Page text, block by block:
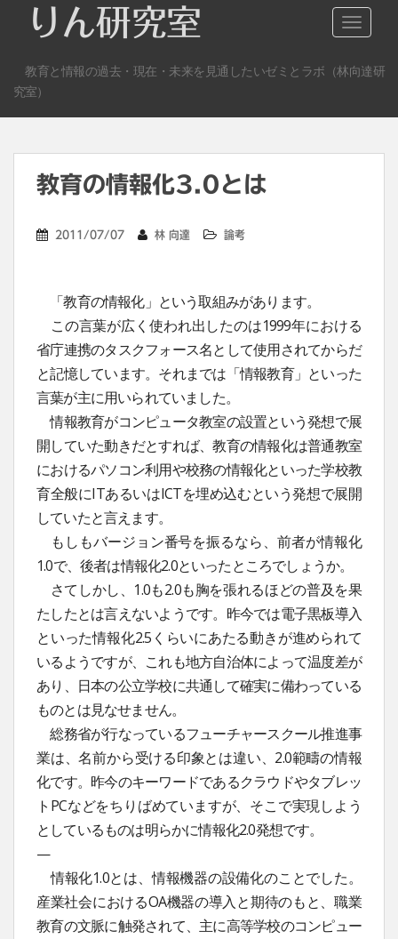
o
りん研究室
教育と情報の過去・現在・未来を見通したいゼミとラボ（林向達研
究室）
教育の情報化3.0とは
2011/07/07 林 向達 論考
「教育の情報化」という取組みがあります。
この言葉が広く使われ出したのは1999年における
省庁連携のタスクフォース名として使用されてからだ
と記憶しています。それまでは「情報教育」といった
言葉が主に用いられていました。
情報教育がコンピュータ教室の設置という発想で展
開していた動きだとすれば、教育の情報化は普通教室
におけるパソコン利用や校務の情報化といった学校教
育全般にITあるいはICTを埋め込むという発想で展開
していたと言えます。
もしもバージョン番号を振るなら、前者が情報化
1.0で、後者は情報化2.0といったところでしょうか。
さてしかし、1.0も2.0も胸を張れるほどの普及を果
たしたとは言えないようです。昨今では電子黒板導入
といった情報化2.5くらいにあたる動きが進められて
いるようですが、これも地方自治体によって温度差が
あり、日本の公立学校に共通して確実に備わっている
ものとは見なせません。
総務省が行なっているフューチャースクール推進事
業は、名前から受ける印象とは違い、2.0範疇の情報
化です。昨今のキーワードであるクラウドやタブレッ
トPCなどをちりばめていますが、そこで実現しよう
としているものは明らかに情報化2.0発想です。
—
情報化1.0とは、情報機器の設備化のことでした。
産業社会におけるOA機器の導入と期待のもと、職業
教育の文脈に触発されて、主に高等学校のコンピュー